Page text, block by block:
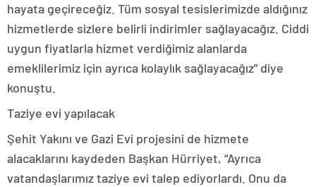
hayata geçireceğiz. Tüm sosyal tesislerimizde aldığınız
hizmetlerde sizlere belirli indirimler sağlayacağız. Ciddi
uygun fiyatlarla hizmet verdiğimiz alanlarda
emeklilerimiz için ayrıca kolaylık sağlayacağız” diye
konuştu.
Taziye evi yapılacak
Şehit Yakını ve Gazi Evi projesini de hizmete
alacaklarını kaydeden Başkan Hürriyet, “Ayrıca
vatandaşlarımız taziye evi talep ediyorlardı. Onu da